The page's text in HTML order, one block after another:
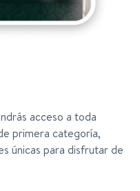
acceso a toda
primera categoría,
únicas para disfrutar de